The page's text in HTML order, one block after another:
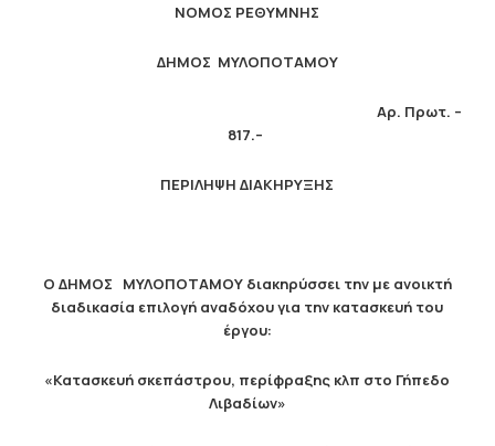
ΝΟΜΟΣ ΡΕΘΥΜΝΗΣ
ΔΗΜΟΣ ΜΥΛΟΠΟΤΑΜΟΥ
Αρ. Πρωτ. –
817.–
ΠΕΡΙΛΗΨΗ ΔΙΑΚΗΡΥΞΗΣ
Ο ΔΗΜΟΣ ΜΥΛΟΠΟΤΑΜΟΥ διακηρύσσει την με ανοικτή
διαδικασία επιλογή αναδόχου για την κατασκευή του
έργου:
«Κατασκευή σκεπάστρου, περίφραξης κλπ στο Γήπεδο
Λιβαδίων»